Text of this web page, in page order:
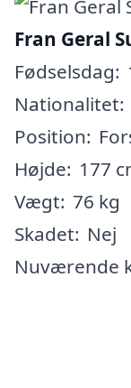
Fran Geral
Fødselsdag:
Nationalitet:
Position:
Højde: 177
Vægt: 76 kg
Skadet: Nej
Nuværende